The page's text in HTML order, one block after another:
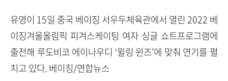
유영이 15일 중국 베이징 서우두체육관에서 열린 2022 베
이징겨울올림픽 피겨스케이팅 여자 싱글 쇼트프로그램에
출전해 루도비코 에이나우디 ‘윌링 윈즈’에 맞춰 연기를 펼
치고 있다. 베이징/연합뉴스